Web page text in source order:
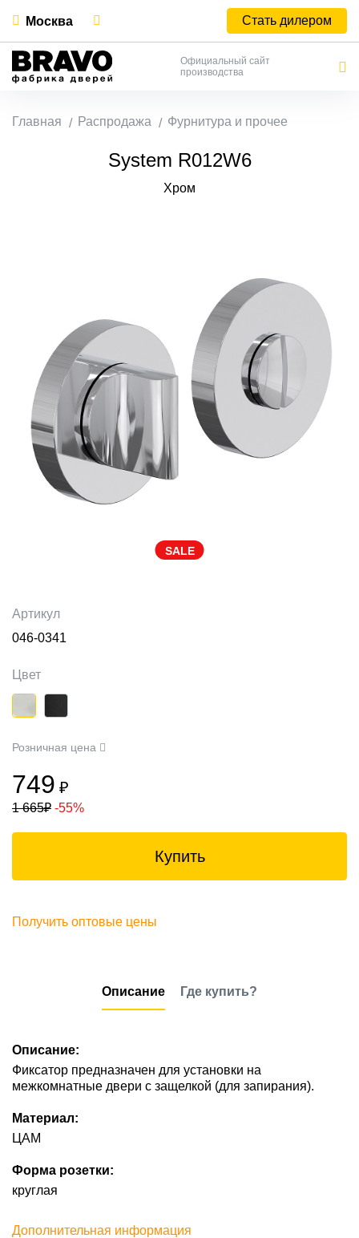
Москва Стать дилером
Официальный сайт
производства
Главная Распродажа Фурнитура и прочее
System R012W6
Хром
SALE
Артикул
046-0341
Цвет
Розничная цена
749 ₽
1 665₽ -55%
Купить
Получить оптовые цены
Описание Где купить?
Описание:
Фиксатор предназначен для установки на
межкомнатные двери с защелкой (для запирания).
Материал:
ЦАМ
Форма розетки:
круглая
Дополнительная информация